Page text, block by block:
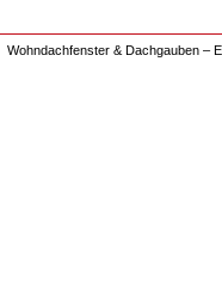
Wohndachfenster & Dachgauben –